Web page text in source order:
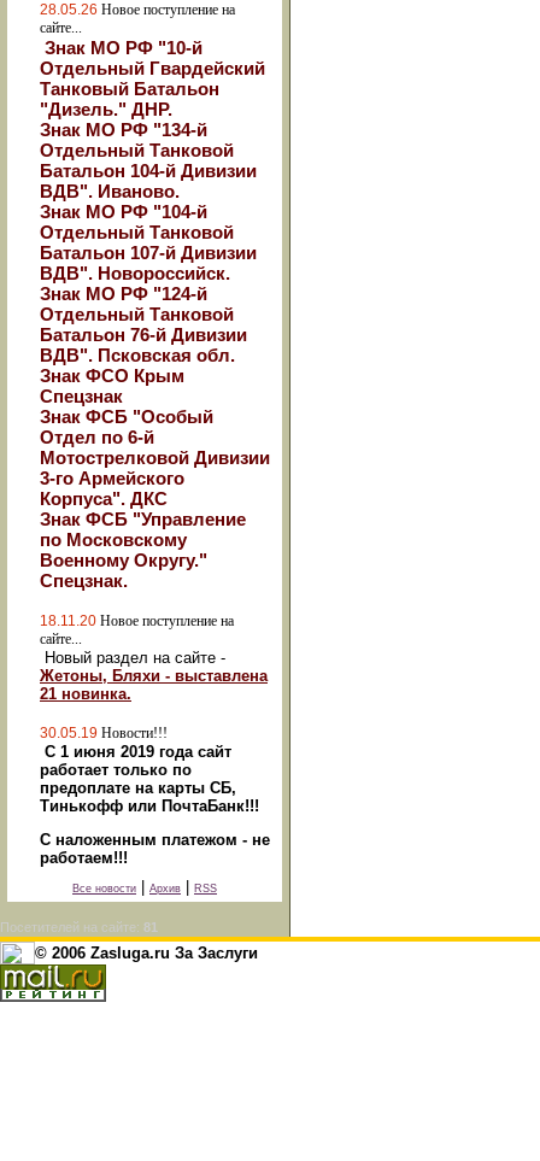
28.05.26 Новое поступление на
сайте...
Знак МО РФ "10-й
Отдельный Гвардейский
Танковый Батальон
"Дизель." ДНР.
Знак МО РФ "134-й
Отдельный Танковой
Батальон 104-й Дивизии
ВДВ". Иваново.
Знак МО РФ "104-й
Отдельный Танковой
Батальон 107-й Дивизии
ВДВ". Новороссийск.
Знак МО РФ "124-й
Отдельный Танковой
Батальон 76-й Дивизии
ВДВ". Псковская обл.
Знак ФСО Крым
Спецзнак
Знак ФСБ "Особый
Отдел по 6-й
Мотострелковой Дивизии
3-го Армейского
Корпуса". ДКС
Знак ФСБ "Управление
по Московскому
Военному Округу."
Спецзнак.
18.11.20 Новое поступление на
сайте...
Новый раздел на сайте -
Жетоны, Бляхи - выставлена
21 новинка.
30.05.19 Новости!!!
С 1 июня 2019 года сайт
работает только по
предоплате на карты СБ,
Тинькофф или ПочтаБанк!!!
С наложенным платежом - не
работаем!!!
Все новости Архив RSS
Посетителей на сайте: 81
© 2006 Zasluga.ru За Заслуги